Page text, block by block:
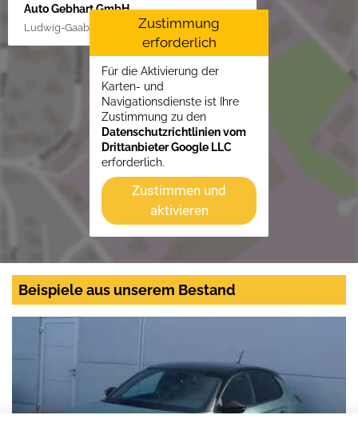
Auto Gebhart GmbH
Ludwig-Gaab-Str. 4, 88427 Bad Schussenried
Zustimmung
erforderlich
Für die Aktivierung der
Karten- und
Navigationsdienste ist Ihre
Zustimmung zu den
Datenschutzrichtlinien vom
Drittanbieter Google LLC
erforderlich.
Zustimmen und
aktivieren
Beispiele aus unserem Bestand